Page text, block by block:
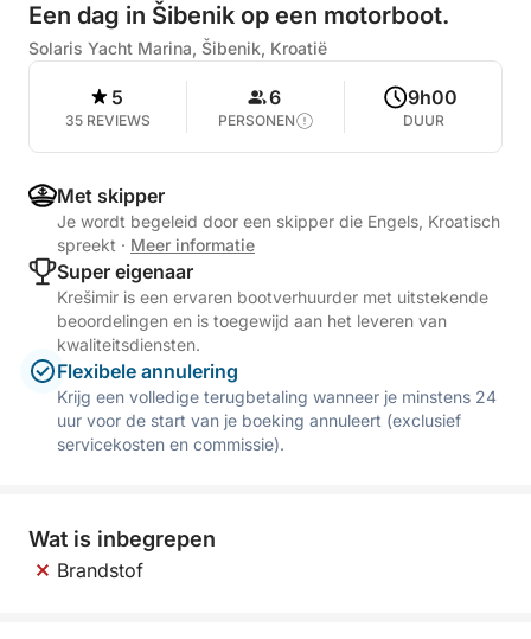
Een dag in Šibenik op een motorboot.
Solaris Yacht Marina, Šibenik, Kroatië
5
35 REVIEWS
6
PERSONEN
9h00
DUUR
Met skipper
Je wordt begeleid door een skipper die Engels, Kroatisch
spreekt · Meer informatie
Super eigenaar
Krešimir is een ervaren bootverhuurder met uitstekende
beoordelingen en is toegewijd aan het leveren van
kwaliteitsdiensten.
Flexibele annulering
Krijg een volledige terugbetaling wanneer je minstens 24
uur voor de start van je boeking annuleert (exclusief
servicekosten en commissie).
Wat is inbegrepen
Brandstof